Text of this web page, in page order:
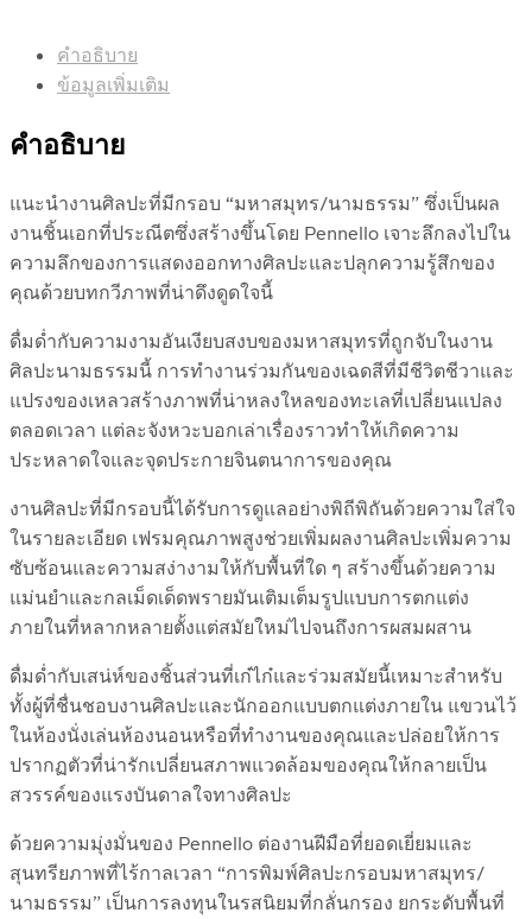
คำอธิบาย
ข้อมูลเพิ่มเติม
คำอธิบาย
แนะนำงานศิลปะที่มีกรอบ “มหาสมุทร/นามธรรม” ซึ่งเป็นผล
งานชิ้นเอกที่ประณีตซึ่งสร้างขึ้นโดย Pennello เจาะลึกลงไปใน
ความลึกของการแสดงออกทางศิลปะและปลุกความรู้สึกของ
คุณด้วยบทกวีภาพที่น่าดึงดูดใจนี้
ดื่มด่ำกับความงามอันเงียบสงบของมหาสมุทรที่ถูกจับในงาน
ศิลปะนามธรรมนี้ การทำงานร่วมกันของเฉดสีที่มีชีวิตชีวาและ
แปรงของเหลวสร้างภาพที่น่าหลงใหลของทะเลที่เปลี่ยนแปลง
ตลอดเวลา แต่ละจังหวะบอกเล่าเรื่องราวทำให้เกิดความ
ประหลาดใจและจุดประกายจินตนาการของคุณ
งานศิลปะที่มีกรอบนี้ได้รับการดูแลอย่างพิถีพิถันด้วยความใส่ใจ
ในรายละเอียด เฟรมคุณภาพสูงช่วยเพิ่มผลงานศิลปะเพิ่มความ
ซับซ้อนและความสง่างามให้กับพื้นที่ใด ๆ สร้างขึ้นด้วยความ
แม่นยำและกลเม็ดเด็ดพรายมันเติมเต็มรูปแบบการตกแต่ง
ภายในที่หลากหลายตั้งแต่สมัยใหม่ไปจนถึงการผสมผสาน
ดื่มด่ำกับเสน่ห์ของชิ้นส่วนที่เก๋ไก๋และร่วมสมัยนี้เหมาะสำหรับ
ทั้งผู้ที่ชื่นชอบงานศิลปะและนักออกแบบตกแต่งภายใน แขวนไว้
ในห้องนั่งเล่นห้องนอนหรือที่ทำงานของคุณและปล่อยให้การ
ปรากฏตัวที่น่ารักเปลี่ยนสภาพแวดล้อมของคุณให้กลายเป็น
สวรรค์ของแรงบันดาลใจทางศิลปะ
ด้วยความมุ่งมั่นของ Pennello ต่องานฝีมือที่ยอดเยี่ยมและ
สุนทรียภาพที่ไร้กาลเวลา “การพิมพ์ศิลปะกรอบมหาสมุทร/
นามธรรม” เป็นการลงทุนในรสนิยมที่กลั่นกรอง ยกระดับพื้นที่